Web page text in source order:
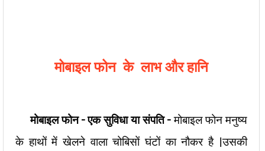
मोबाइल फोन के लाभ और हानि
मोबाइल फोन – एक सुविधा या संपति –मोबाइल फोन मनुष्य
के हाथों में खेलने वाला चोबिसों घंटों का नौकर है |उसकी